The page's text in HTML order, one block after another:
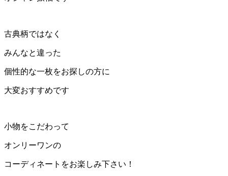
古典柄ではなく
みんなと違った
個性的な一枚をお探しの方に
大変おすすめです
小物をこだわって
オンリーワンの
コーディネートをお楽しみ下さい！